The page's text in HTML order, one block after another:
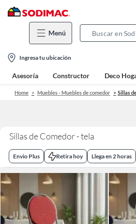
Menú
location-
icon
Ingresa tu ubicación
Asesoría Constructor Deco
Home Muebles - Muebles de comedor Sillas
Sillas de Comedor - tela
Envio Plus Retira hoy Llega en 2 horas